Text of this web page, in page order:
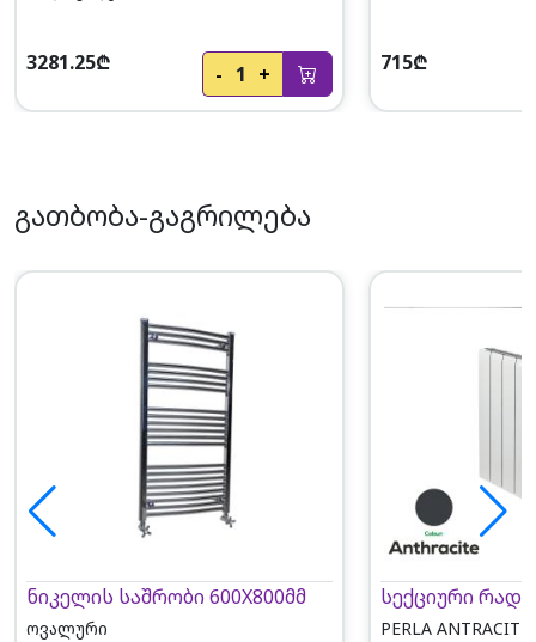
3281.25₾ - 1 + 715₾
გათბობა-გაგრილება
ნიკელის საშრობი 600X800მმ
ოვალური PERLA